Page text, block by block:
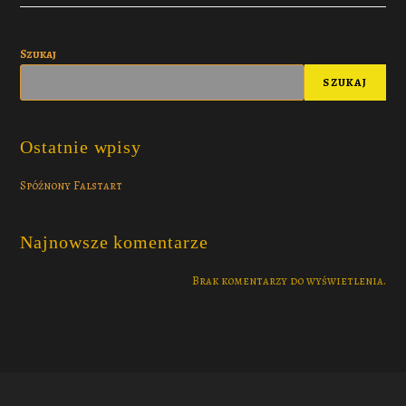
Szukaj
SZUKAJ
Ostatnie wpisy
Spóźnony Falstart
Najnowsze komentarze
Brak komentarzy do wyświetlenia.